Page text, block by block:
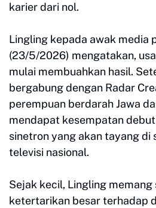
karier dari nol.
Lingling kepada awak media
(23/5/2026) mengatakan,
mulai membuahkan hasil.
bergabung dengan Radar
perempuan berdarah Jawa
mendapat kesempatan
sinetron yang akan tayang di
televisi nasional.
Sejak kecil, Lingling memang
ketertarikan besar terhadap